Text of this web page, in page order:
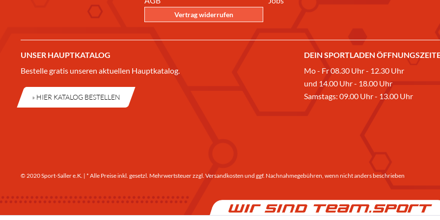
Vertrag widerrufen
UNSER HAUPTKATALOG
Bestelle gratis unseren aktuellen Hauptkatalog.
» HIER KATALOG BESTELLEN
DEIN SPORTLADEN
Mo - Fr 08.30 Uhr - 12.30 Uhr
und 14.00 Uhr - 18.00 Uhr
Samstags: 09.00 Uhr - 13.00 Uhr
© 2020 Sport-Saller e.K. | * Alle Preise inkl. gesetzl. Mehrwertsteuer zzgl. Versandkosten und ggf. Nachnahmegebühren, wenn nicht anders beschrieben